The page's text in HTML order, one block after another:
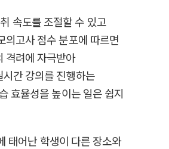
속도를 조절할 수 있고
고사 점수 분포에 따르면
격려에 자극받아
간 강의를 진행하는
효율성을 높이는 일은 쉽지
태어난 학생이 다른 장소와